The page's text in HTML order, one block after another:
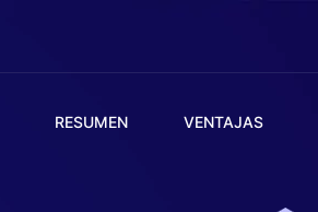
RESUMEN VENTAJAS